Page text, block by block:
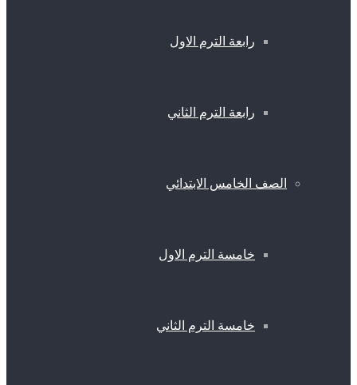
رابعة الترم الاول
رابعة الترم الثاني
الصف الخامس الابتدائي
خامسة الترم الاول
خامسة الترم الثاني